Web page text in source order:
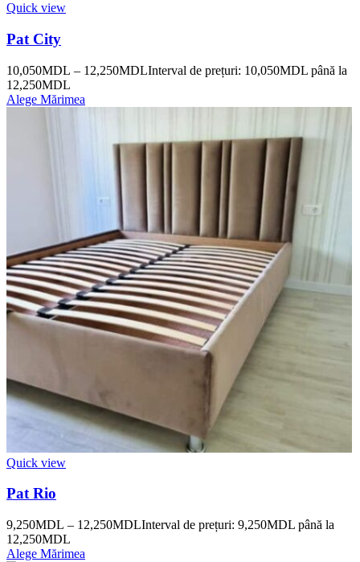
Quick view
Pat City
10,050MDL – 12,250MDLInterval de prețuri: 10,050MDL până la
12,250MDL
Alege Mărimea
Quick view
Pat Rio
9,250MDL – 12,250MDLInterval de prețuri: 9,250MDL până la
12,250MDL
Alege Mărimea